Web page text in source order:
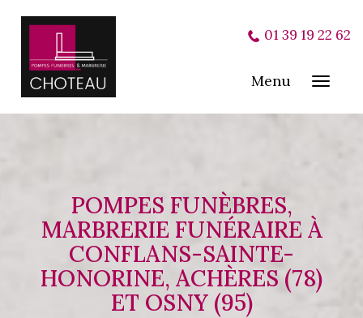
01 39 19 22 62
Menu
POMPES FUNÈBRES,
MARBRERIE FUNÉRAIRE À
CONFLANS-SAINTE-
HONORINE, ACHÈRES (78)
ET OSNY (95)